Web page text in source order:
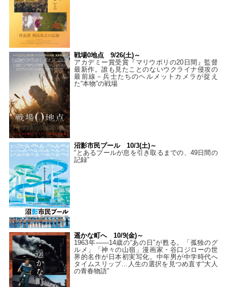
戦場0地点 9/26(土)～
アカデミー賞受賞『マリウポリの20日間』監督
最新作。誰も見たことのないウクライナ侵攻の
最前線－兵士たちのヘルメットカメラが捉え
た“本物”の戦場
沼影市民プール 10/3(土)～
“とあるプールが息を引き取るまでの、49日間の
記録”
遥かな町へ 10/9(金)～
1963年――14歳の“あの日”が甦る。「孤独のグ
ルメ」「神々の山嶺」漫画家・谷口ジローの世
界的名作が日本初実写化。中年男が中学時代へ
タイムスリップ…人生の選択を見つめ直す“大人
の青春物語”